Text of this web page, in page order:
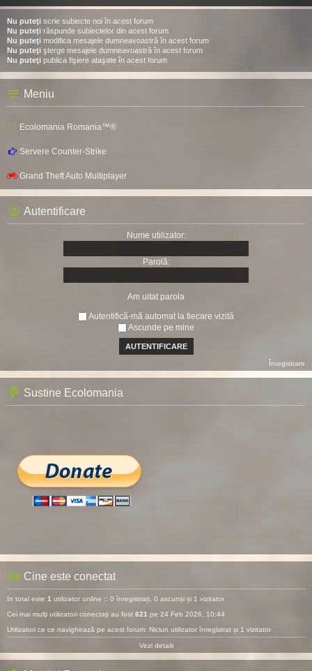
Nu puteţi scrie subiecte noi în acest forum
Nu puteţi răspunde subiectelor din acest forum
Nu puteţi modifica mesajele dumneavoastră în acest forum
Nu puteţi şterge mesajele dumneavoastră în acest forum
Nu puteţi publica fişiere ataşate în acest forum
Meniu
Ecolomania Romania™®
Servere Counter-Strike
Grand Theft Auto Multiplayer
Autentificare
Nume utilizator:
Parolă:
Am uitat parola
Autentifică-mă automat la fiecare vizită
Ascunde pe mine
Înregistrare
Sustine Ecolomania
Cine este conectat
In total este 1 utilizator online :: 0 înregistrați, 0 ascunși și 1 vizitator
Cei mai mulţi utilizatori conectaţi au fost 621 pe 24 Feb 2026, 10:44
Utilizatori ce ce navighează pe acest forum: Niciun utilizator înregistrat și 1 vizitator
Vezi detalii